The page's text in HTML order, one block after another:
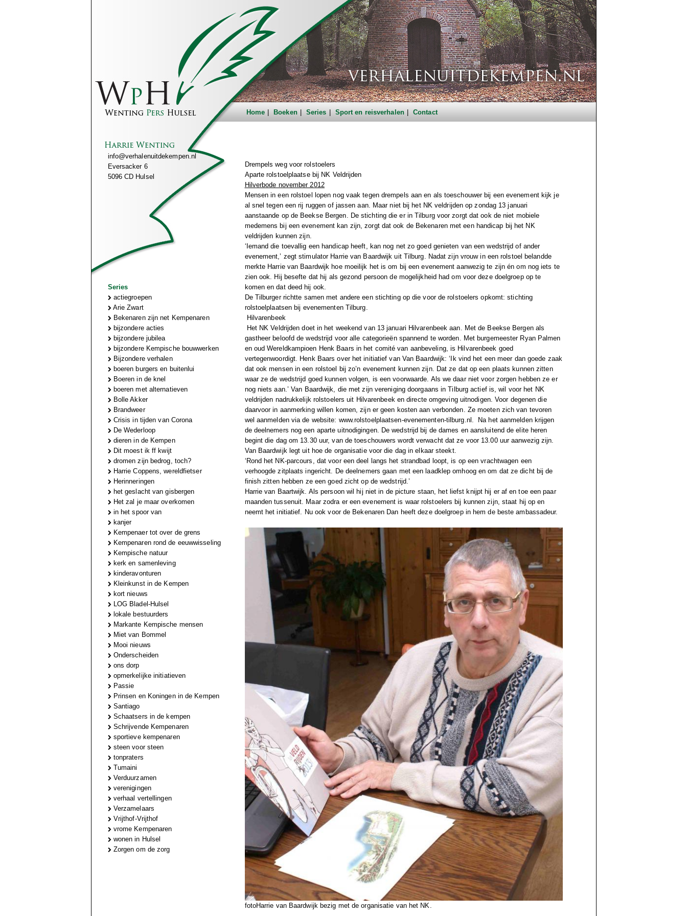
Home Boeken Series Sport en reisverhalen Contact
info@verhalenuitdekempen.nl
Eversacker 6
5096 CD Hulsel
Series
actiegroepen
Arie Zwart
Bekenaren zijn net Kempenaren
bijzondere acties
bijzondere jubilea
bijzondere Kempische bouwwerken
Bijzondere verhalen
boeren burgers en buitenlui
Boeren in de knel
boeren met alternatieven
Bolle Akker
Brandweer
Crisis in tijden van Corona
De Wederloop
dieren in de Kempen
Dit moest ik ff kwijt
dromen zijn bedrog, toch?
Harrie Coppens, wereldfietser
Herinneringen
het geslacht van gisbergen
Het zal je maar overkomen
in het spoor van
kanjer
Kempenaer tot over de grens
Kempenaren rond de eeuwwisseling
Kempische natuur
kerk en samenleving
kinderavonturen
Kleinkunst in de Kempen
kort nieuws
LOG Bladel-Hulsel
lokale bestuurders
Markante Kempische mensen
Miet van Bommel
Mooi nieuws
Onderscheiden
ons dorp
opmerkelijke initiatieven
Passie
Prinsen en Koningen in de Kempen
Santiago
Schaatsers in de kempen
Schrijvende Kempenaren
sportieve kempenaren
steen voor steen
tonpraters
Tumaini
Verduurzamen
verenigingen
verhaal vertellingen
Verzamelaars
Vrijthof-Vrijthof
vrome Kempenaren
wonen in Hulsel
Zorgen om de zorg
Drempels weg voor rolstoelers
Aparte rolstoelplaatse bij NK Veldrijden
Hilverbode november 2012
Mensen in een rolstoel lopen nog vaak tegen drempels aan en als toeschouwer bij een evenement kijk je
al snel tegen een rij ruggen of jassen aan. Maar niet bij het NK veldrijden op zondag 13 januari
aanstaande op de Beekse Bergen. De stichting die er in Tilburg voor zorgt dat ook de niet mobiele
medemens bij een evenement kan zijn, zorgt dat ook de Bekenaren met een handicap bij het NK
veldrijden kunnen zijn.
‘Iemand die toevallig een handicap heeft, kan nog net zo goed genieten van een wedstrijd of ander
evenement,’ zegt stimulator Harrie van Baardwijk uit Tilburg. Nadat zijn vrouw in een rolstoel belandde
merkte Harrie van Baardwijk hoe moeilijk het is om bij een evenement aanwezig te zijn én om nog iets te
zien ook. Hij besefte dat hij als gezond persoon de mogelijkheid had om voor deze doelgroep op te
komen en dat deed hij ook.
De Tilburger richtte samen met andere een stichting op die voor de rolstoelers opkomt: stichting
rolstoelplaatsen bij evenementen Tilburg.
Hilvarenbeek
Het NK Veldrijden doet in het weekend van 13 januari Hilvarenbeek aan. Met de Beekse Bergen als
gastheer beloofd de wedstrijd voor alle categorieën spannend te worden. Met burgemeester Ryan Palmen
en oud Wereldkampioen Henk Baars in het comité van aanbeveling, is Hilvarenbeek goed
vertegenwoordigt. Henk Baars over het initiatief van Van Baardwijk: ‘Ik vind het een meer dan goede zaak
dat ook mensen in een rolstoel bij zo’n evenement kunnen zijn. Dat ze dat op een plaats kunnen zitten
waar ze de wedstrijd goed kunnen volgen, is een voorwaarde. Als we daar niet voor zorgen hebben ze er
nog niets aan.’Van Baardwijk, die met zijn vereniging doorgaans in Tilburg actief is, wil voor het NK
veldrijden nadrukkelijk rolstoelers uit Hilvarenbeek en directe omgeving uitnodigen. Voor degenen die
daarvoor in aanmerking willen komen, zijn er geen kosten aan verbonden. Ze moeten zich van tevoren
wel aanmelden via de website: www.rolstoelplaatsen-evenementen-tilburg.nl.
Na het aanmelden krijgen
de deelnemers nog een aparte uitnodigingen. De wedstrijd bij de dames en aansluitend de elite heren
begint die dag om 13.30 uur, van de toeschouwers wordt verwacht dat ze voor 13.00 uur aanwezig zijn.
Van Baardwijk legt uit hoe de organisatie voor die dag in elkaar steekt.
‘Rond het NK-parcours, dat voor een deel langs het strandbad loopt, is op een vrachtwagen een
verhoogde zitplaats ingericht. De deelnemers gaan met een laadklep omhoog en om dat ze dicht bij de
finish zitten hebben ze een goed zicht op de wedstrijd.’
Harrie van Baartwijk. Als persoon wil hij niet in de picture staan, het liefst knijpt hij er af en toe een paar
maanden tussenuit. Maar zodra er een evenement is waar rolstoelers bij kunnen zijn, staat hij op en
neemt het initiatief. Nu ook voor de Bekenaren Dan heeft deze doelgroep in hem de beste ambassadeur.
fotoHarrie van Baardwijk bezig met de organisatie van het NK.